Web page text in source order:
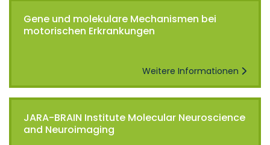
Gene und molekulare Mechanismen bei
motorischen Erkrankungen
Weitere Informationen
JARA-BRAIN Institute Molecular Neuroscience
and Neuroimaging